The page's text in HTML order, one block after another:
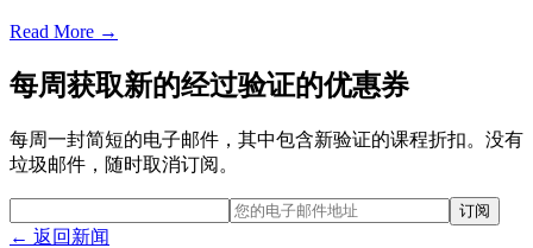
Read More →
每周获取新的经过验证的优惠券
每周一封简短的电子邮件，其中包含新验证的课程折扣。没有
垃圾邮件，随时取消订阅。
订阅
← 返回新闻